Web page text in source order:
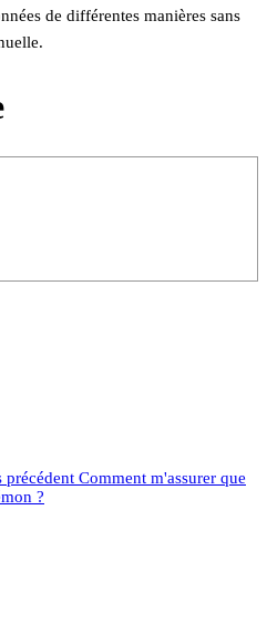
de différentes manières sans
précédent Comment m'assurer que
?